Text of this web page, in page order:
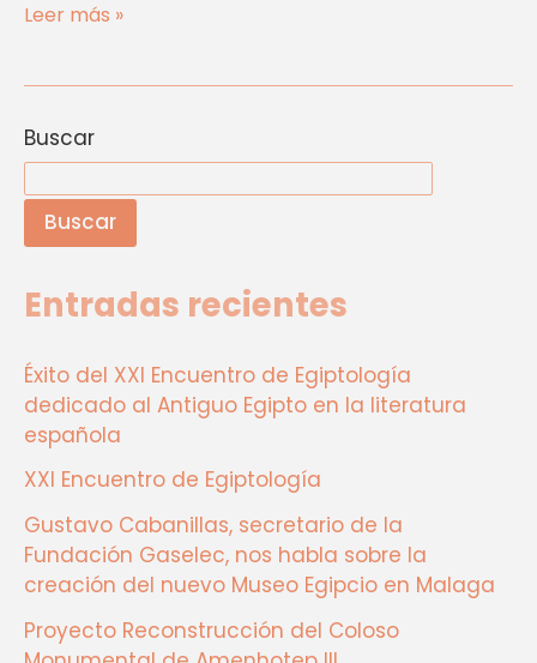
Buscar
Buscar
Entradas recientes
Éxito del XXI Encuentro de Egiptología
dedicado al Antiguo Egipto en la literatura
española
XXI Encuentro de Egiptología
Gustavo Cabanillas, secretario de la
Fundación Gaselec, nos habla sobre la
creación del nuevo Museo Egipcio en Malaga
Proyecto Reconstrucción del Coloso
Leer más »